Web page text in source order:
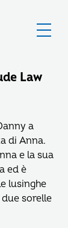
Law
a
di Anna.
e la sua
ed è
lusinghe
sorelle